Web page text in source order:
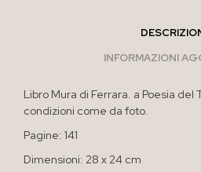
INFORMAZIONI
Libro Mura di Ferrara. a Poesia del
condizioni come da foto.
Pagine: 141
Dimensioni: 28 x 24 cm